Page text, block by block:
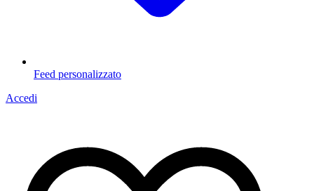
Feed personalizzato
Accedi